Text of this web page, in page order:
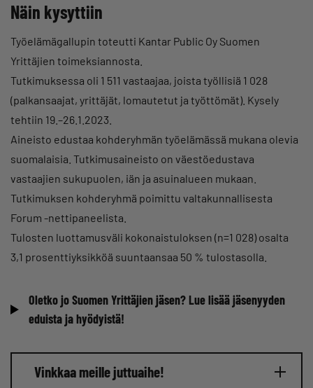
Näin kysyttiin
Työelämägallupin toteutti Kantar Public Oy Suomen
Yrittäjien toimeksiannosta.
Tutkimuksessa oli 1 511 vastaajaa, joista työllisiä 1 028
(palkansaajat, yrittäjät, lomautetut ja työttömät). Kysely
tehtiin 19.–26.1.2023.
Aineisto edustaa kohderyhmän työelämässä mukana olevia
suomalaisia. Tutkimusaineisto on väestöedustava
vastaajien sukupuolen, iän ja asuinalueen mukaan.
Tutkimuksen kohderyhmä poimittu valtakunnallisesta
Forum -nettipaneelista.
Tulosten luottamusväli kokonaistuloksen (n=1 028) osalta
3,1 prosenttiyksikköä suuntaansaa 50 % tulostasolla.
Oletko jo Suomen Yrittäjien jäsen? Lue lisää jäsenyyden
eduista ja hyödyistä!
Vinkkaa meille juttuaihe!